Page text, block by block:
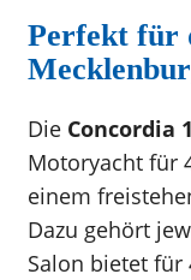
Perfekt für
Die Concordia
Motoryacht für
einem
Dazu gehört
Salon bietet für